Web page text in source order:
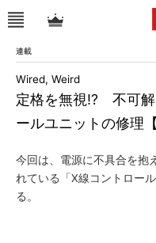
連載
定格を無視!? 不可解
ールユニットの修理【
Wired, Weird
今回は、電源に不具合を抱
れている「X線コントロー
る。